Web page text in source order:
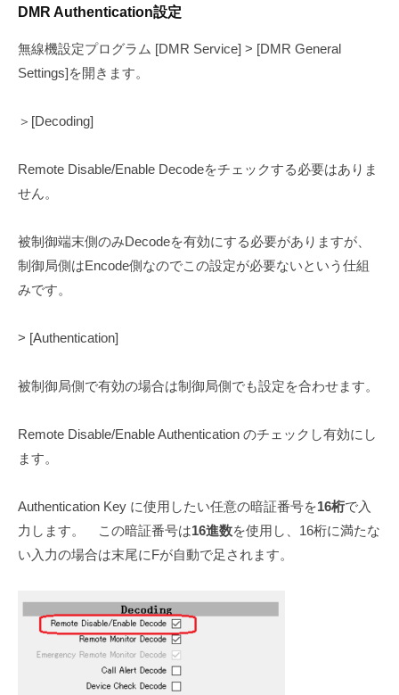
DMR Authentication設定
無線機設定プログラム [DMR Service] > [DMR General
Settings]を開きます。
＞[Decoding]
Remote Disable/Enable Decodeをチェックする必要はありま
せん。
被制御端末側のみDecodeを有効にする必要がありますが、
制御局側はEncode側なのでこの設定が必要ないという仕組
みです。
> [Authentication]
被制御局側で有効の場合は制御局側でも設定を合わせます。
Remote Disable/Enable Authentication のチェックし有効にし
ます。
Authentication Key に使用したい任意の暗証番号を16桁で入
力します。 この暗証番号は16進数を使用し、16桁に満たな
い入力の場合は末尾にFが自動で足されます。